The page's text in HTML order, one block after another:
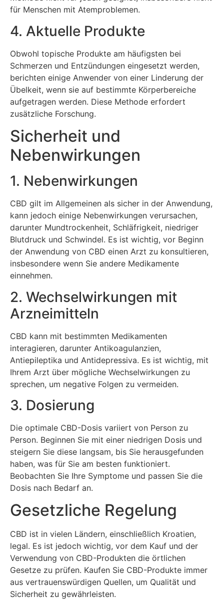
für Menschen mit Atemproblemen.
4. Aktuelle Produkte
Obwohl topische Produkte am häufigsten bei
Schmerzen und Entzündungen eingesetzt werden,
berichten einige Anwender von einer Linderung der
Übelkeit, wenn sie auf bestimmte Körperbereiche
aufgetragen werden. Diese Methode erfordert
zusätzliche Forschung.
Sicherheit und
Nebenwirkungen
1. Nebenwirkungen
CBD gilt im Allgemeinen als sicher in der Anwendung,
kann jedoch einige Nebenwirkungen verursachen,
darunter Mundtrockenheit, Schläfrigkeit, niedriger
Blutdruck und Schwindel. Es ist wichtig, vor Beginn
der Anwendung von CBD einen Arzt zu konsultieren,
insbesondere wenn Sie andere Medikamente
einnehmen.
2. Wechselwirkungen mit
Arzneimitteln
CBD kann mit bestimmten Medikamenten
interagieren, darunter Antikoagulanzien,
Antiepileptika und Antidepressiva. Es ist wichtig, mit
Ihrem Arzt über mögliche Wechselwirkungen zu
sprechen, um negative Folgen zu vermeiden.
3. Dosierung
Die optimale CBD-Dosis variiert von Person zu
Person. Beginnen Sie mit einer niedrigen Dosis und
steigern Sie diese langsam, bis Sie herausgefunden
haben, was für Sie am besten funktioniert.
Beobachten Sie Ihre Symptome und passen Sie die
Dosis nach Bedarf an.
Gesetzliche Regelung
CBD ist in vielen Ländern, einschließlich Kroatien,
legal. Es ist jedoch wichtig, vor dem Kauf und der
Verwendung von CBD-Produkten die örtlichen
Gesetze zu prüfen. Kaufen Sie CBD-Produkte immer
aus vertrauenswürdigen Quellen, um Qualität und
Sicherheit zu gewährleisten.